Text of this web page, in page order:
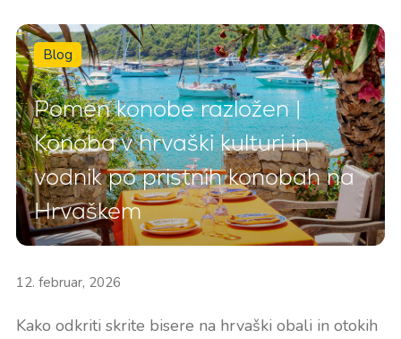
Blog
Pomen konobe razložen |
Konoba v hrvaški kulturi in
vodnik po pristnih konobah na
Hrvaškem
12. februar, 2026
Kako odkriti skrite bisere na hrvaški obali in otokih